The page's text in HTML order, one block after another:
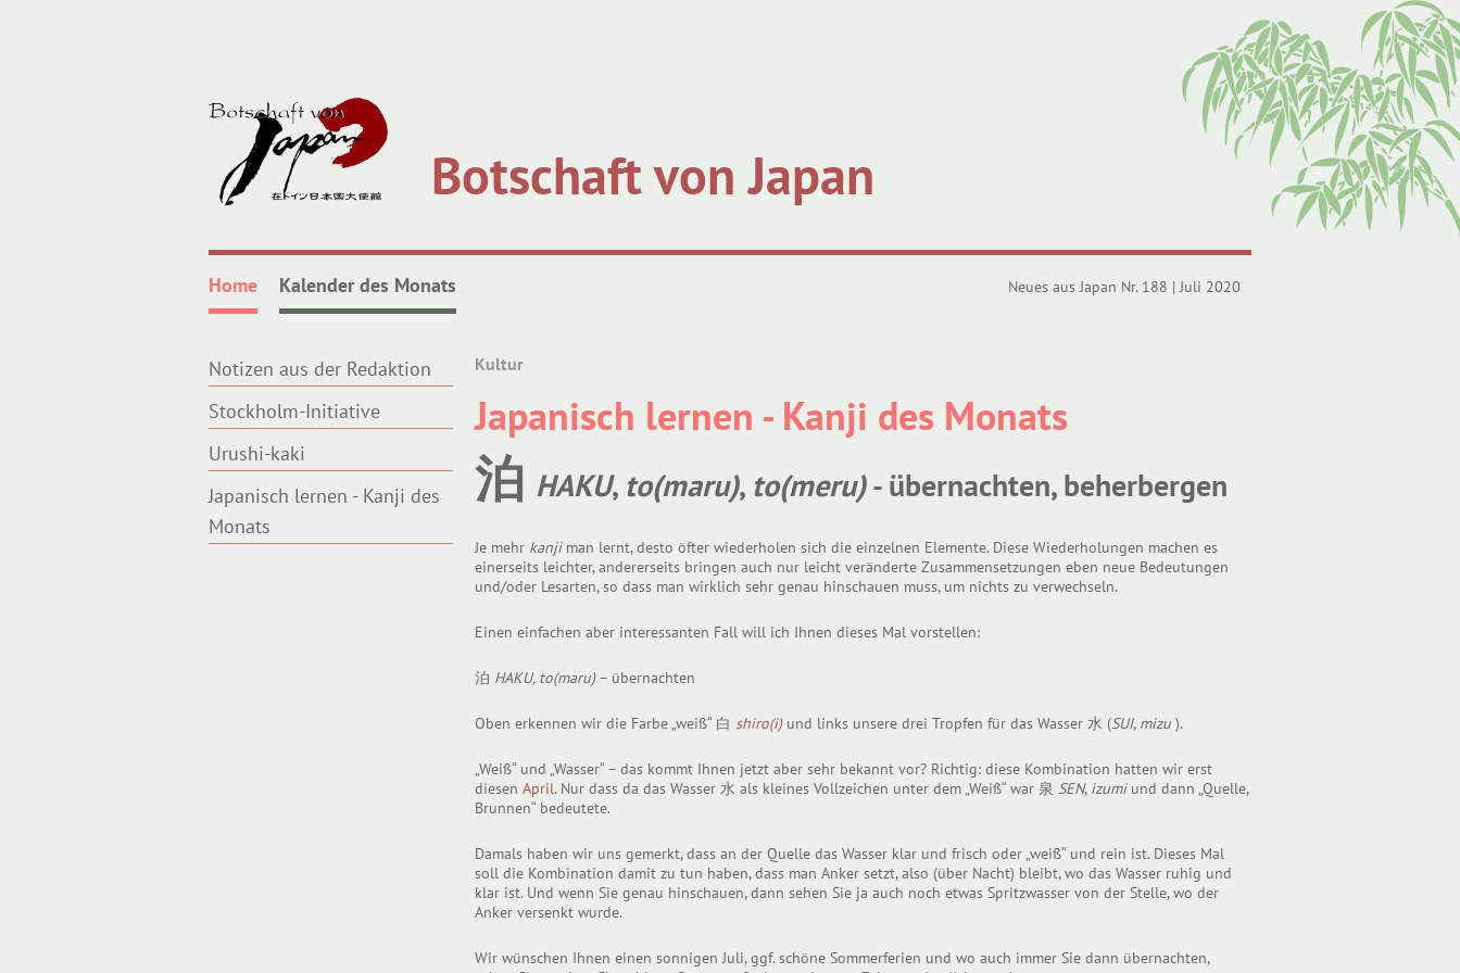
Botschaft von Japan
Home Kalender des Monats Neues aus Japan Nr. 188 | Juli 2020
Notizen aus der Redaktion
Stockholm-Initiative
Urushi-kaki
Japanisch lernen - Kanji des
Monats
Kultur
Japanisch lernen - Kanji des Monats
泊 HAKU, to(maru), to(meru)- übernachten, beherbergen
Je mehr kanjiman lernt, desto öfter wiederholen sich die einzelnen Elemente. Diese Wiederholungen machen es
einerseits leichter, andererseits bringen auch nur leicht veränderte Zusammensetzungen eben neue Bedeutungen
und/oder Lesarten, so dass man wirklich sehr genau hinschauen muss, um nichts zu verwechseln.
Einen einfachen aber interessanten Fall will ich Ihnen dieses Mal vorstellen:
泊 HAKU, to(maru)– übernachten
Oben erkennen wir die Farbe „weiß“ 白 shiro(i)und links unsere drei Tropfen für das Wasser 水 (SUI, mizu ).
„Weiß“ und „Wasser“ – das kommt Ihnen jetzt aber sehr bekannt vor? Richtig: diese Kombination hatten wir erst
diesen April. Nur dass da das Wasser 水 als kleines Vollzeichen unter dem „Weiß“ war 泉 SEN, izumiund dann „Quelle,
Brunnen“ bedeutete.
Damals haben wir uns gemerkt, dass an der Quelle das Wasser klar und frisch oder „weiß“ und rein ist. Dieses Mal
soll die Kombination damit zu tun haben, dass man Anker setzt, also (über Nacht) bleibt, wo das Wasser ruhig und
klar ist. Und wenn Sie genau hinschauen, dann sehen Sie ja auch noch etwas Spritzwasser von der Stelle, wo der
Anker versenkt wurde.
Wir wünschen Ihnen einen sonnigen Juli, ggf. schöne Sommerferien und wo auch immer Sie dann übernachten,